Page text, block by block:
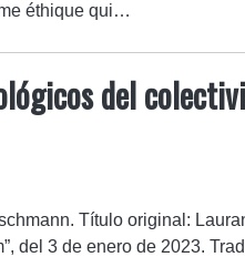
éthique qui…
del
Título original:
del 3 de enero de 2023.